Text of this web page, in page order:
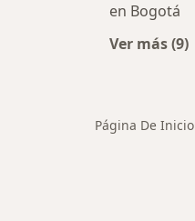
en Bogotá
Ver más (9)
Página De Inicio